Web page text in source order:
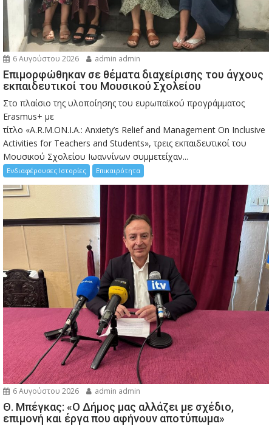
6 Αυγούστου 2026 admin admin
Eπιμορφώθηκαν σε θέματα διαχείρισης του άγχους
εκπαιδευτικοί του Μουσικού Σχολείου
Στο πλαίσιο της υλοποίησης του ευρωπαϊκού προγράμματος
Erasmus+ με
τίτλο «A.R.M.ON.I.A.: Anxiety’s Relief and Management On Inclusive
Activities for Teachers and Students», τρεις εκπαιδευτικοί του
Μουσικού Σχολείου Ιωαννίνων συμμετείχαν...
Ενδιαφέρουσες Ιστορίες Επικαιρότητα
6 Αυγούστου 2026 admin admin
Θ. Μπέγκας: «Ο Δήμος μας αλλάζει με σχέδιο,
επιμονή και έργα που αφήνουν αποτύπωμα»